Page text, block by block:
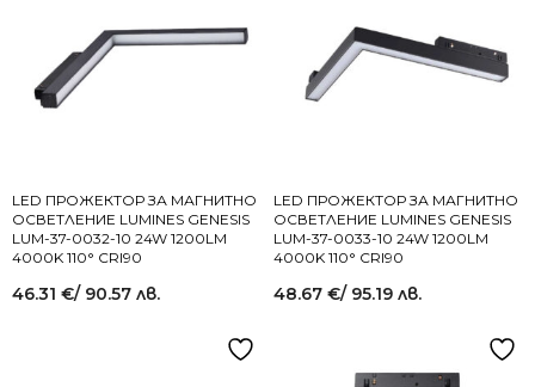
LED ПРОЖЕКТОР ЗА МАГНИТНО
ОСВЕТЛЕНИЕ LUMINES GENESIS
LUM-37-0032-10 24W 1200LM
4000K 110° CRI90
46.31 €/ 90.57 лв.
LED ПРОЖЕКТОР ЗА МАГНИТНО
ОСВЕТЛЕНИЕ LUMINES GENESIS
LUM-37-0033-10 24W 1200LM
4000K 110° CRI90
48.67 €/ 95.19 лв.